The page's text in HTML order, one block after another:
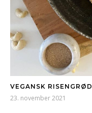
VEGANSK RISENGRØD
23. november 2021